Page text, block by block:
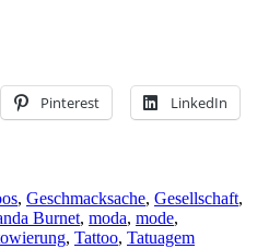
Pinterest LinkedIn
, Geschmacksache, Gesellschaft,
Burnet, moda, mode,
, Tattoo, Tatuagem